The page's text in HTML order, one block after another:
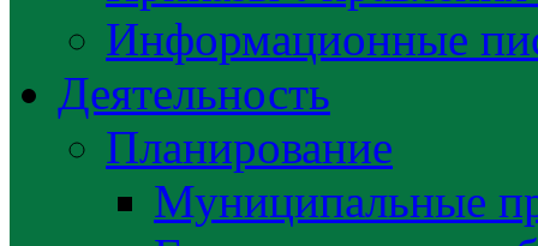
Информационные
Деятельность
Планирование
Муниципальные